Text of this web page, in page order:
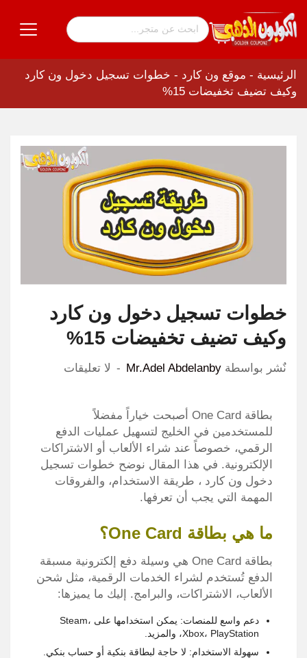
الرئيسية - موقع ون كارد - خطوات تسجيل دخول ون كارد
وكيف تضيف تخفيضات 15%
خطوات تسجيل دخول ون كارد
وكيف تضيف تخفيضات 15%
نٌشر بواسطة Mr.Adel Abdelanby لا تعليقات
بطاقة One Card أصبحت خياراً مفضلاً
للمستخدمين في الخليج لتسهيل عمليات الدفع
الرقمي، خصوصاً عند شراء الألعاب أو الاشتراكات
الإلكترونية. في هذا المقال نوضح خطوات تسجيل
دخول ون كارد ، طريقة الاستخدام، والفروقات
المهمة التي يجب أن تعرفها.
ما هي بطاقة One Card؟
بطاقة One Card هي وسيلة دفع إلكترونية مسبقة
الدفع تُستخدم لشراء الخدمات الرقمية، مثل شحن
الألعاب، الاشتراكات، والبرامج. إليك ما يميزها:
دعم واسع للمنصات: يمكن استخدامها على Steam،
Xbox، PlayStation، والمزيد.
سهولة الاستخدام: لا حاجة لبطاقة بنكية أو حساب بنكي.